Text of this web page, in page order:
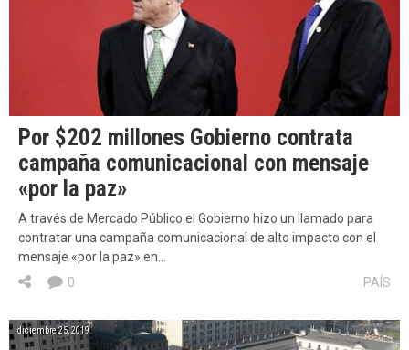
Por $202 millones Gobierno contrata
campaña comunicacional con mensaje
«por la paz»
A través de Mercado Público el Gobierno hizo un llamado para
contratar una campaña comunicacional de alto impacto con el
mensaje «por la paz» en…
PAÍS
0
diciembre 25, 2019